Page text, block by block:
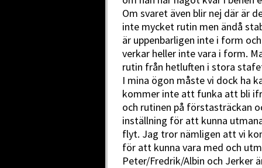
Om svaret även blir nej där är
inte mycket rutin men ändå
är uppenbarligen inte i form
verkar heller inte vara i form.
rutin från hetluften i stora
I mina ögon måste vi dock ha
kommer inte att funka att bli
och rutinen på förstasträckan
inställning för att kunna
flyt. Jag tror nämligen att vi
för att kunna vara med och
Peter/Fredrik/Albin och Jerker